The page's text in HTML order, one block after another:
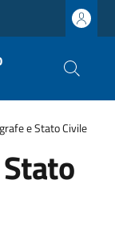
e Stato Civile